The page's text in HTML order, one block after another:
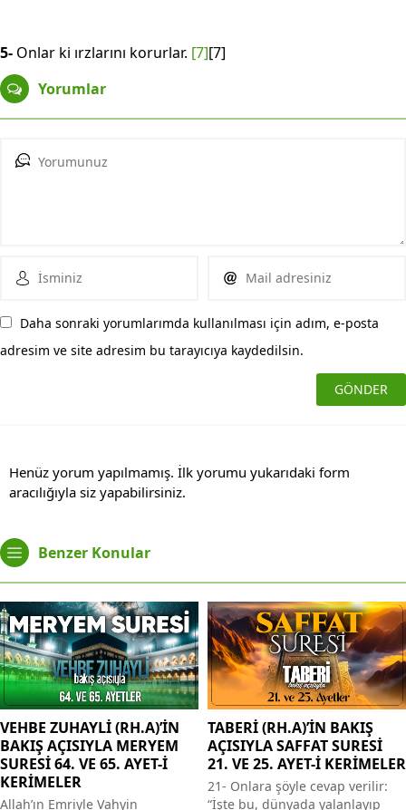
5- Onlar ki ırzlarını korurlar. [7][7]
Yorumlar
Daha sonraki yorumlarımda kullanılması için adım, e-posta
adresim ve site adresim bu tarayıcıya kaydedilsin.
Henüz yorum yapılmamış. İlk yorumu yukarıdaki form
aracılığıyla siz yapabilirsiniz.
Benzer Konular
VEHBE ZUHAYLİ (RH.A)’İN
BAKIŞ AÇISIYLA MERYEM
SURESİ 64. VE 65. AYET-İ
KERİMELER
Allah’ın Emriyle Vahyin
TABERİ (RH.A)’İN BAKIŞ
AÇISIYLA SAFFAT SURESİ
21. VE 25. AYET-İ KERİMELER
21- Onlara şöyle cevap verilir:
“İşte bu, dünyada yalanlayıp